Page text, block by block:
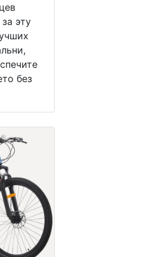
эту
без